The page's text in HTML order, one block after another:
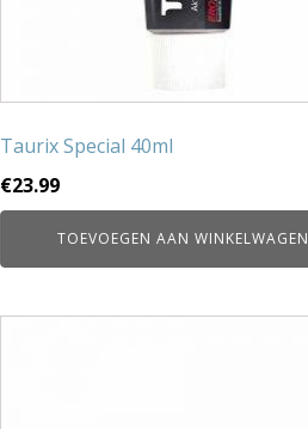
Taurix Special 40ml
€23.99
TOEVOEGEN AAN WINKELWAGEN